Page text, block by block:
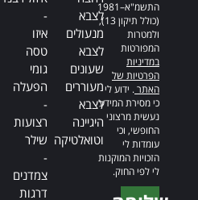
התשמ"א–1981
(כולל תיקון 13),
ולמטרות
המפורטות
במדיניות
הפרטיות של
האתר. ידוע לי
כי מסירת המידע
נעשית מרצוני
החופשי, וכי
עומדות לי
הזכויות המוקנות
לי לפי החוק.
לצבא
מנעולים
לצבא
שעונים
מעוררים
לצבא
היגיינה
וטואלטיקה
-
איזו
טסה
גומי
הפעלה
-
רצועות
שילר
-
צמדנים
דרגות